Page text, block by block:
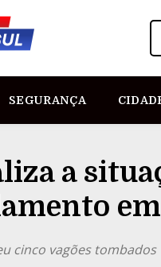
SEGURANÇA
a
cinco vagões tombados